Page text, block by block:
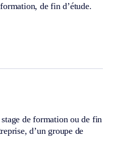
de fin d’étude.
de formation ou de fin
d’un groupe de